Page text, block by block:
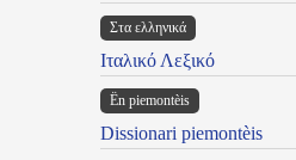
Στα ελληνικά
Ιταλικό Λεξικό
Ën piemontèis
Dissionari piemontèis